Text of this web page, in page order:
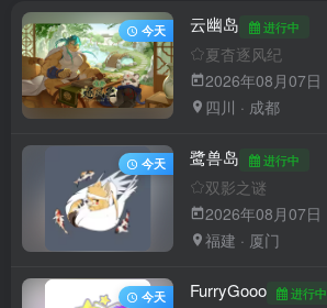
今天 云幽岛 进行中
夏杳逐风纪
2026年08月07日
四川 · 成都
今天 鹭兽岛 进行中
双影之谜
2026年08月07日
福建 · 厦门
今天 FurryGooo 进行中